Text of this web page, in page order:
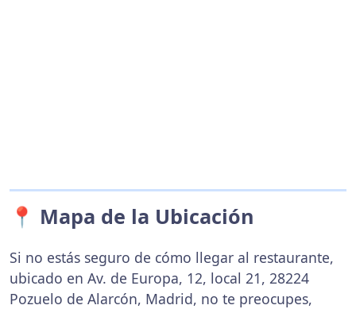
📍 Mapa de la Ubicación
Si no estás seguro de cómo llegar al restaurante,
ubicado en Av. de Europa, 12, local 21, 28224
Pozuelo de Alarcón, Madrid, no te preocupes,